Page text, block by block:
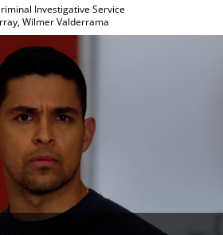
Investigative Service
,Wilmer Valderrama